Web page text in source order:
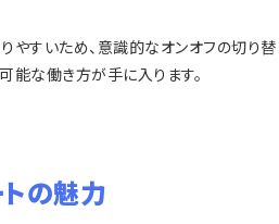
やすいため、意識的なオンオフの切り
能な働き方が手に入ります。
の魅力